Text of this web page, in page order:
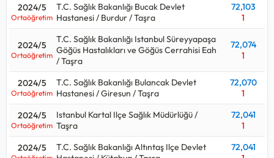
2024/5
Ortaöğretim
T.C. Sağlık Bakanlığı Bucak Devlet
Hastanesi / Burdur / Taşra
72,103
1
2024/5
Ortaöğretim
T.C. Sağlık Bakanlığı Istanbul Süreyyapaşa
Göğüs Hastalıkları ve Göğüs Cerrahisi Eah
/ Taşra
72,074
1
2024/5
Ortaöğretim
T.C. Sağlık Bakanlığı Bulancak Devlet
Hastanesi / Giresun / Taşra
72,070
1
2024/5
Ortaöğretim
Istanbul Kartal Ilçe Sağlık Müdürlüğü /
Taşra
72,041
1
2024/5
T.C. Sağlık Bakanlığı Altıntaş Ilçe Devlet
72,041